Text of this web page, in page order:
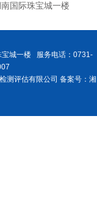
国际珠宝城一楼
宝城一楼 服务电话：0731-
测评估有限公司 备案号：湘